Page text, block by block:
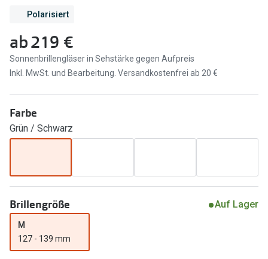
Seen
Miu Miu
alle Marken
Ratgeber
Gleitsicht Ratgeber
Brillenpass richtig lesen
Angebote
Brillen 2 für 1
20% auf selbsttönende Gläser
Trends
Oakley
Polarisiert
ab219 €
Sonnenbrillengläser in Sehstärke gegen Aufpreis
Inkl. MwSt. und Bearbeitung. Versandkostenfrei ab 20 €
Farbe
Grün / Schwarz
Brillengröße Auf Lager
M
127 - 139 mm